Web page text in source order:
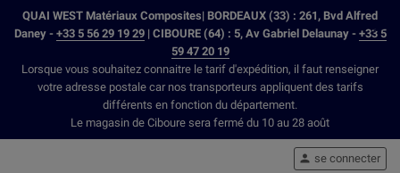
QUAI WEST Matériaux Composites| BORDEAUX (33) : 261, Bvd Alfred
Daney - +33 5 56 29 19 29| CIBOURE (64) : 5, Av Gabriel Delaunay - +33 5
59 47 20 19
Lorsque vous souhaitez connaitre le tarif d'expédition, il faut renseigner
votre adresse postale car nos transporteurs appliquent des tarifs
différents en fonction du département.
Le magasin de Ciboure sera fermé du 10 au 28 août
 se connecter